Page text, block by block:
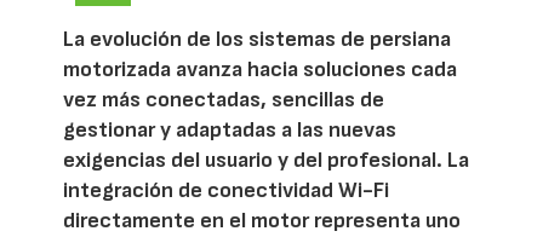
La evolución de los sistemas de persiana
motorizada avanza hacia soluciones cada
vez más conectadas, sencillas de
gestionar y adaptadas a las nuevas
exigencias del usuario y del profesional. La
integración de conectividad Wi-Fi
directamente en el motor representa uno